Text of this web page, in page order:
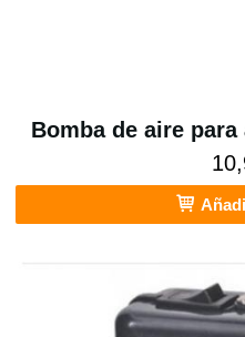
Bomba de aire para